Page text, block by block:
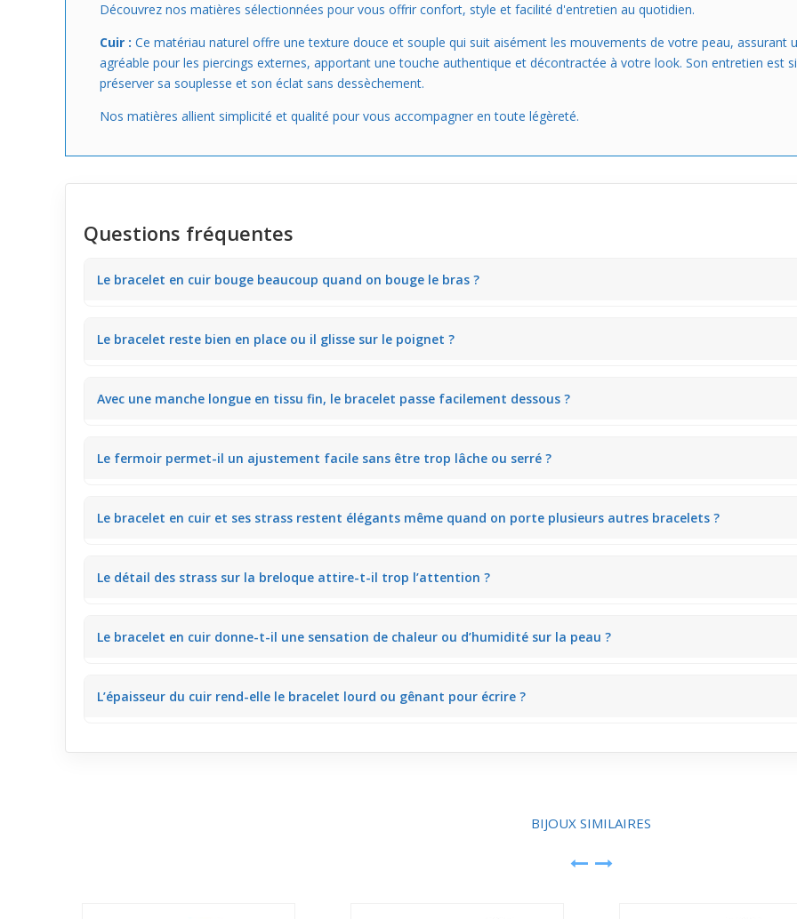
Découvrez nos matières sélectionnées pour vous offrir confort, style et facilité d'entretien au quotidien.
Cuir : Ce matériau naturel offre une texture douce et souple qui suit aisément les mouvements de votre peau,
agréable pour les piercings externes, apportant une touche authentique et décontractée à votre look. Son entretien est
préserver sa souplesse et son éclat sans dessèchement.
Nos matières allient simplicité et qualité pour vous accompagner en toute légèreté.
Questions fréquentes
Le bracelet en cuir bouge beaucoup quand on bouge le bras ?
sur un clavier.
Le bracelet reste bien en place ou il glisse sur le poignet ?
Avec une manche longue en tissu fin, le bracelet passe facilement dessous ?
Le fermoir permet-il un ajustement facile sans être trop lâche ou serré ?
Le bracelet en cuir et ses strass restent élégants même quand on porte plusieurs autres bracelets ?
Le détail des strass sur la breloque attire-t-il trop l’attention ?
Le bracelet en cuir donne-t-il une sensation de chaleur ou d’humidité sur la peau ?
L’épaisseur du cuir rend-elle le bracelet lourd ou gênant pour écrire ?
BIJOUX SIMILAIRES